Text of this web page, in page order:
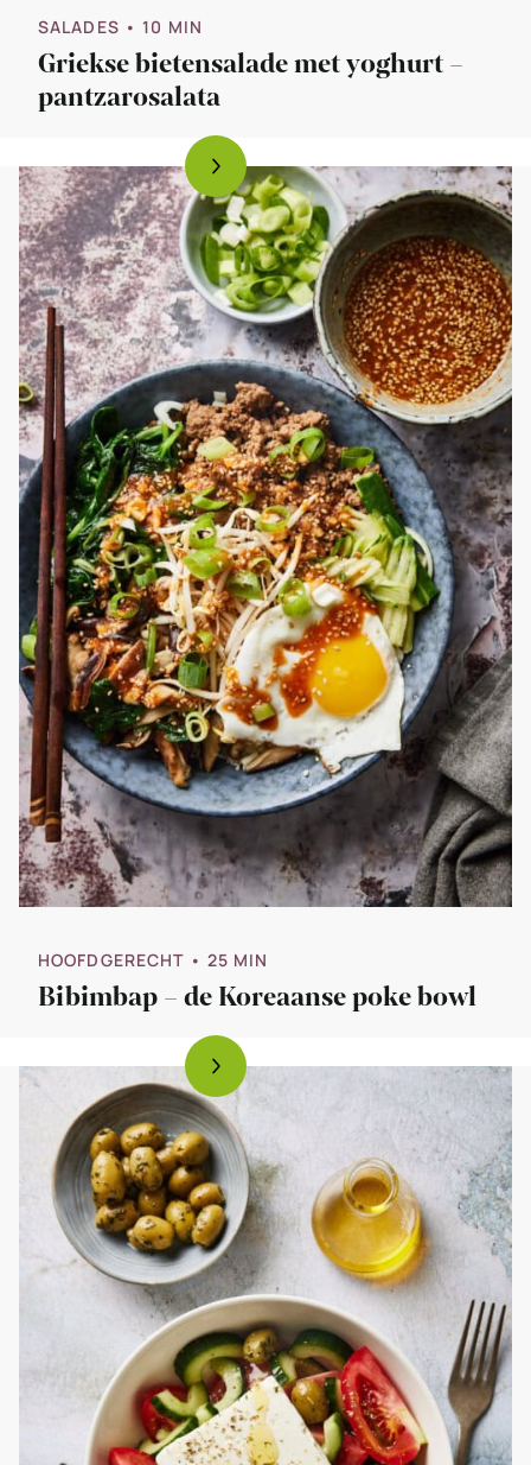
SALADES • 10 MIN
Griekse bietensalade met yoghurt –
pantzarosalata
HOOFDGERECHT • 25 MIN
Bibimbap – de Koreaanse poke bowl